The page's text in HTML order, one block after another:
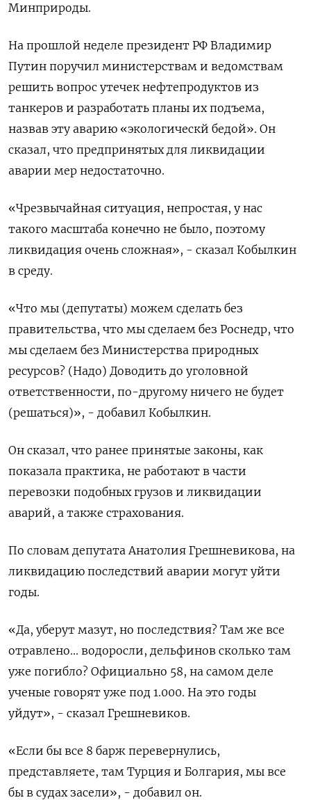
Минприроды.
На прошлой неделе президент РФ Владимир
Путин поручил министерствам и ведомствам
решить вопрос утечек нефтепродуктов из
танкеров и разработать планы их подъема,
назвав эту аварию «экологическй бедой». Он
сказал, что предпринятых для ликвидации
аварии мер недостаточно.
«Чрезвычайная ситуация, непростая, у нас
такого масштаба конечно не было, поэтому
ликвидация очень сложная», - сказал Кобылкин
в среду.
«Что мы (депутаты) можем сделать без
правительства, что мы сделаем без Роснедр, что
мы сделаем без Министерства природных
ресурсов? (Надо) Доводить до уголовной
ответственности, по-другому ничего не будет
(решаться)», - добавил Кобылкин.
Он сказал, что ранее принятые законы, как
показала практика, не работают в части
перевозки подобных грузов и ликвидации
аварий, а также страхования.
По словам депутата Анатолия Грешневикова, на
ликвидацию последствий аварии могут уйти
годы.
«Да, уберут мазут, но последствия? Там же все
отравлено... водоросли, дельфинов сколько там
уже погибло? Официально 58, на самом деле
ученые говорят уже под 1.000. На это годы
уйдут», - сказал Грешневиков.
«Если бы все 8 барж перевернулись,
представляете, там Турция и Болгария, мы все
бы в судах засели», - добавил он.